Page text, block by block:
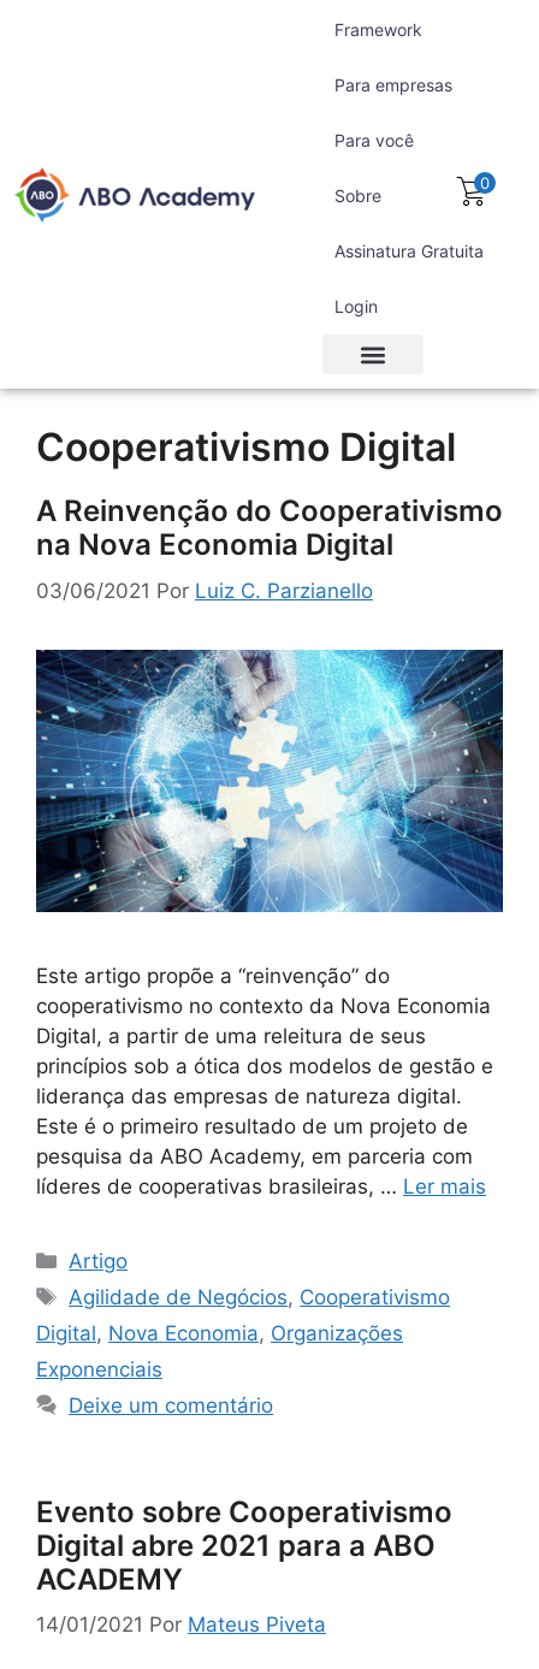
Framework
Para empresas
Para você
Sobre
Assinatura Gratuita
Login
0
Cooperativismo Digital
A Reinvenção do Cooperativismo
na Nova Economia Digital
03/06/2021 Por Luiz C. Parzianello
Este artigo propõe a “reinvenção” do
cooperativismo no contexto da Nova Economia
Digital, a partir de uma releitura de seus
princípios sob a ótica dos modelos de gestão e
liderança das empresas de natureza digital.
Este é o primeiro resultado de um projeto de
pesquisa da ABO Academy, em parceria com
líderes de cooperativas brasileiras, … Ler mais
Artigo
Agilidade de Negócios, Cooperativismo
Digital, Nova Economia, Organizações
Exponenciais
Deixe um comentário
Evento sobre Cooperativismo
Digital abre 2021 para a ABO
ACADEMY
14/01/2021 Por Mateus Piveta